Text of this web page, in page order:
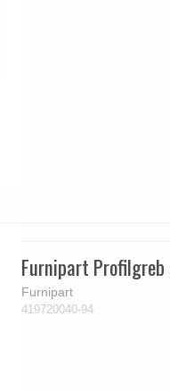
Furnipart
Furnipart
419720040-94